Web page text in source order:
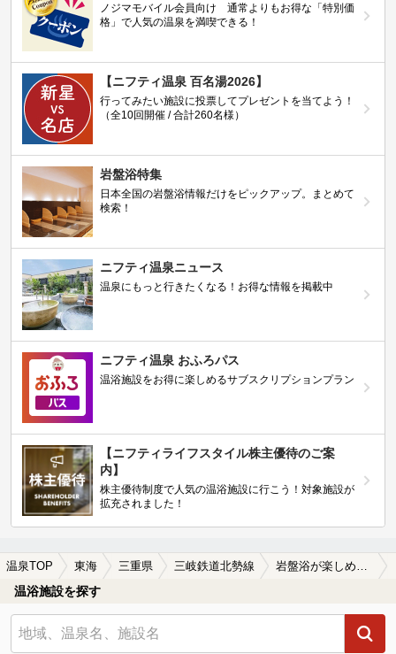
ノジマモバイル会員向け 通常よりもお得な「特別価
格」で人気の温泉を満喫できる！
【ニフティ温泉 百名湯2026】
行ってみたい施設に投票してプレゼントを当てよう！
（全10回開催 / 合計260名様）
岩盤浴特集
日本全国の岩盤浴情報だけをピックアップ。まとめて
検索！
ニフティ温泉ニュース
温泉にもっと行きたくなる！お得な情報を掲載中
ニフティ温泉 おふろパス
温浴施設をお得に楽しめるサブスクリプションプラン
【ニフティライフスタイル株主優待のご案
内】
株主優待制度で人気の温浴施設に行こう！対象施設が
拡充されました！
温泉TOP 東海 三重県 三岐鉄道北勢線
温浴施設を探す